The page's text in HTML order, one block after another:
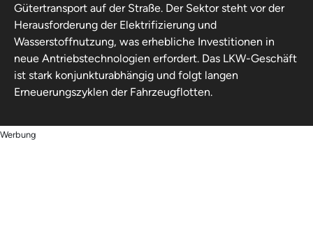
Gütertransport auf der Straße. Der Sektor steht vor der
Herausforderung der Elektrifizierung und
Wasserstoffnutzung, was erhebliche Investitionen in
neue Antriebstechnologien erfordert. Das LKW-Geschäft
ist stark konjunkturabhängig und folgt langen
Erneuerungszyklen der Fahrzeugflotten.
Werbung